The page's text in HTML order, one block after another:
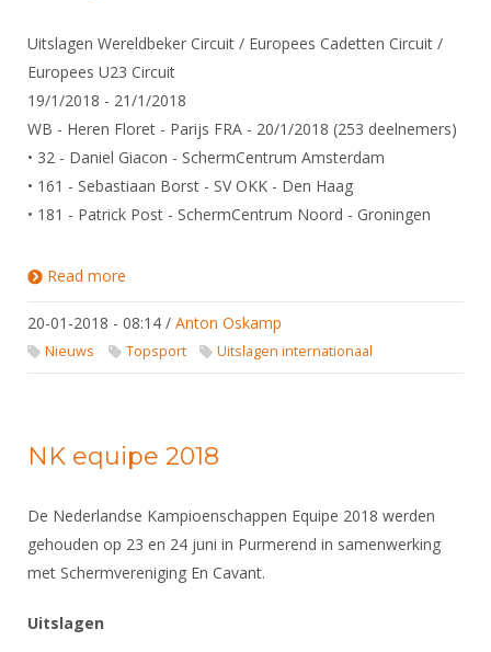
Uitslagen Wereldbeker Circuit / Europees Cadetten Circuit /
Europees U23 Circuit
19/1/2018 - 21/1/2018
WB - Heren Floret - Parijs FRA - 20/1/2018 (253 deelnemers)
• 32 - Daniel Giacon - SchermCentrum Amsterdam
• 161 - Sebastiaan Borst - SV OKK - Den Haag
• 181 - Patrick Post - SchermCentrum Noord - Groningen
Read more
20-01-2018 - 08:14 / Anton Oskamp
Nieuws Topsport Uitslagen internationaal
NK equipe 2018
De Nederlandse Kampioenschappen Equipe 2018 werden
gehouden op 23 en 24 juni in Purmerend in samenwerking
met Schermvereniging En Cavant.
Uitslagen